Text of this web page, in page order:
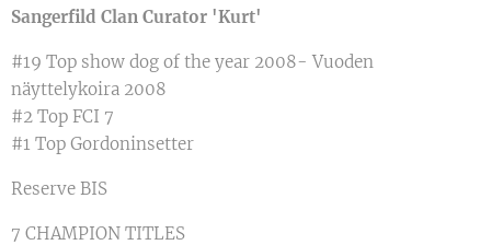
Sangerfild Clan Curator 'Kurt'
#19 Top show dog of the year 2008- Vuoden
näyttelykoira 2008
#2 Top FCI 7
#1 Top Gordoninsetter
Reserve BIS
7 CHAMPION TITLES